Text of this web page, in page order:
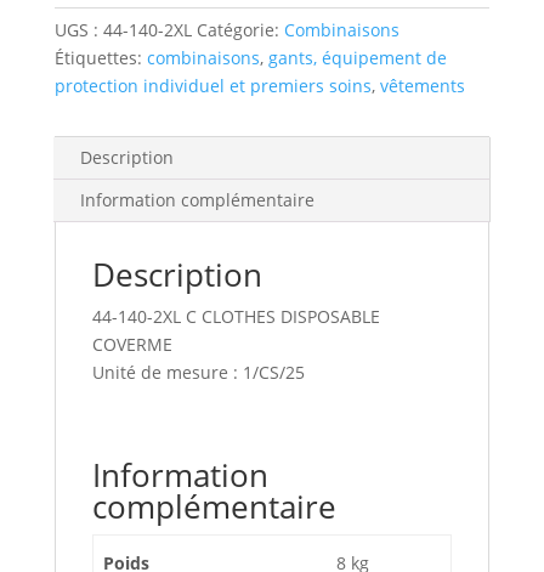
coverall
pp
2xl
white
UGS : 44-140-2XL Catégorie: Combinaisons
Étiquettes: combinaisons, gants, équipement de
protection individuel et premiers soins, vêtements
Description
Information complémentaire
Description
44-140-2XL C CLOTHES DISPOSABLE
COVERME
Unité de mesure : 1/CS/25
Information
complémentaire
Poids 8 kg